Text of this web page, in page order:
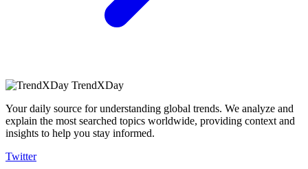
TrendXDay
Your daily source for understanding global trends. We analyze and
explain the most searched topics worldwide, providing context and
insights to help you stay informed.
Twitter